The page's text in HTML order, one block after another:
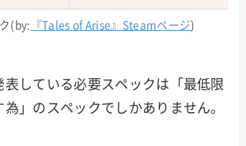
(by: 『Tales of Arise』Steamページ)
表している必要スペックは「最低限
」のスペックでしかありません。